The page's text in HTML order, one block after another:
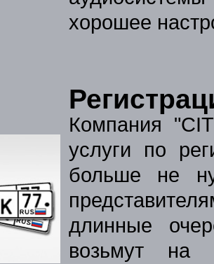
хорошее
Компания
услуги по
больше не
длинные
возьмут на